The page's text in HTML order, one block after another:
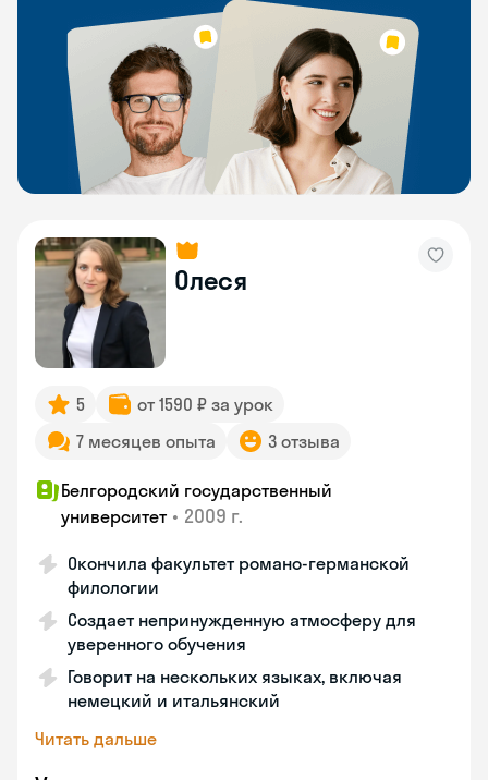
Олеся
5
от 1590 ₽ за урок
7 месяцев опыта
3 отзыва
Белгородский государственный
университет • 2009 г.
Окончила факультет романо-германской
филологии
Создает непринужденную атмосферу для
уверенного обучения
Говорит на нескольких языках, включая
немецкий и итальянский
Читать дальше